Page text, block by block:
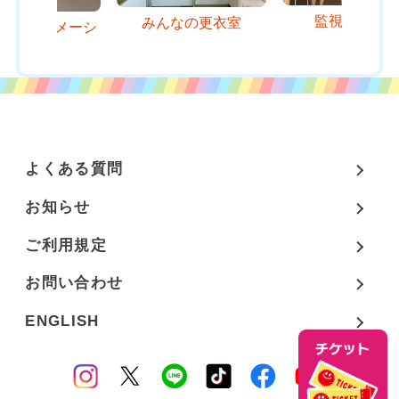
ンフォメーシ
みんなの更衣室 監視員待機所
よくある質問
お知らせ
ご利用規定
お問い合わせ
ENGLISH